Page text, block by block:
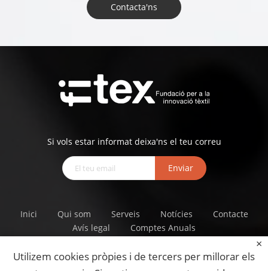
Contacta'ns
Si vols estar informat deixa'ns el teu correu
Enviar
Inici Qui som Serveis Notícies
Contacte
Avís legal
Comptes Anuals
Utilizem cookies pròpies i de tercers per millorar els